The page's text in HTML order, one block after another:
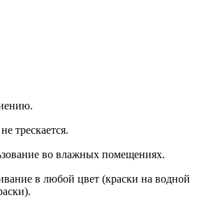
трескается.
во влажных помещениях.
в любой цвет (краски на водной